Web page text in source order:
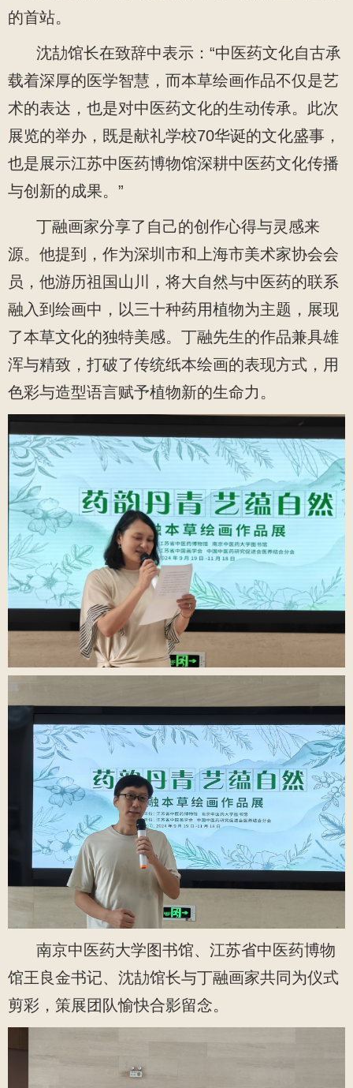
的首站。
沈劼馆长在致辞中表示：“中医药文化自古承
载着深厚的医学智慧，而本草绘画作品不仅是艺
术的表达，也是对中医药文化的生动传承。此次
展览的举办，既是献礼学校70华诞的文化盛事，
也是展示江苏中医药博物馆深耕中医药文化传播
与创新的成果。”
丁融画家分享了自己的创作心得与灵感来
源。他提到，作为深圳市和上海市美术家协会会
员，他游历祖国山川，将大自然与中医药的联系
融入到绘画中，以三十种药用植物为主题，展现
了本草文化的独特美感。丁融先生的作品兼具雄
浑与精致，打破了传统纸本绘画的表现方式，用
色彩与造型语言赋予植物新的生命力。
南京中医药大学图书馆、江苏省中医药博物
馆王良金书记、沈劼馆长与丁融画家共同为仪式
剪彩，策展团队愉快合影留念。